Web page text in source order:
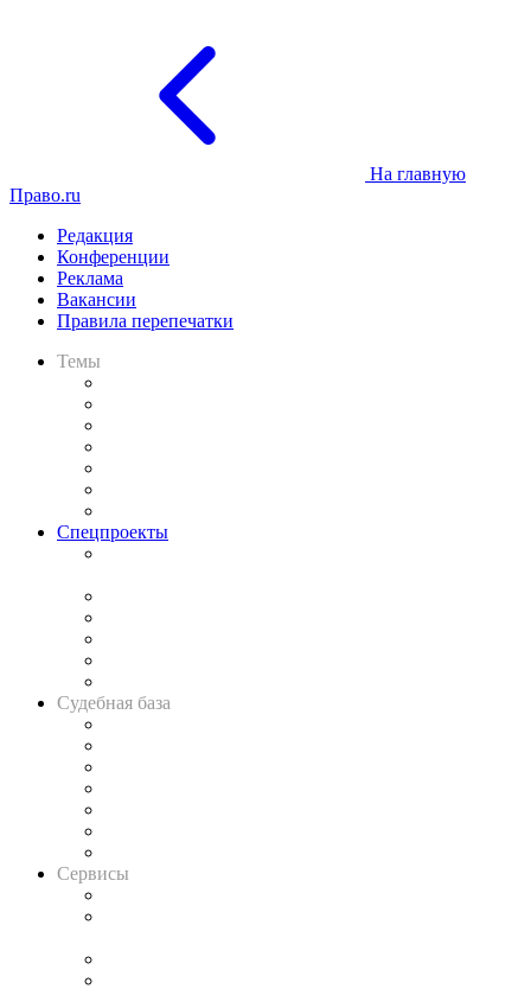
На главную
Право.ru
Редакция
Конференции
Реклама
Вакансии
Правила перепечатки
Темы
Спецпроекты
Судебная база
Сервисы